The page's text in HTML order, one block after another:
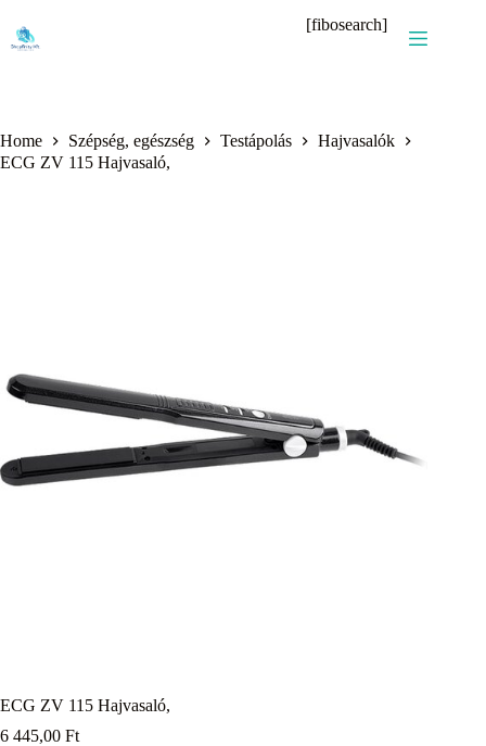
content
[fibosearch]
Home Szépség, egészség Testápolás
Hajvasalók
ECG ZV 115 Hajvasaló,
ECG ZV 115 Hajvasaló,
6 445,00 Ft